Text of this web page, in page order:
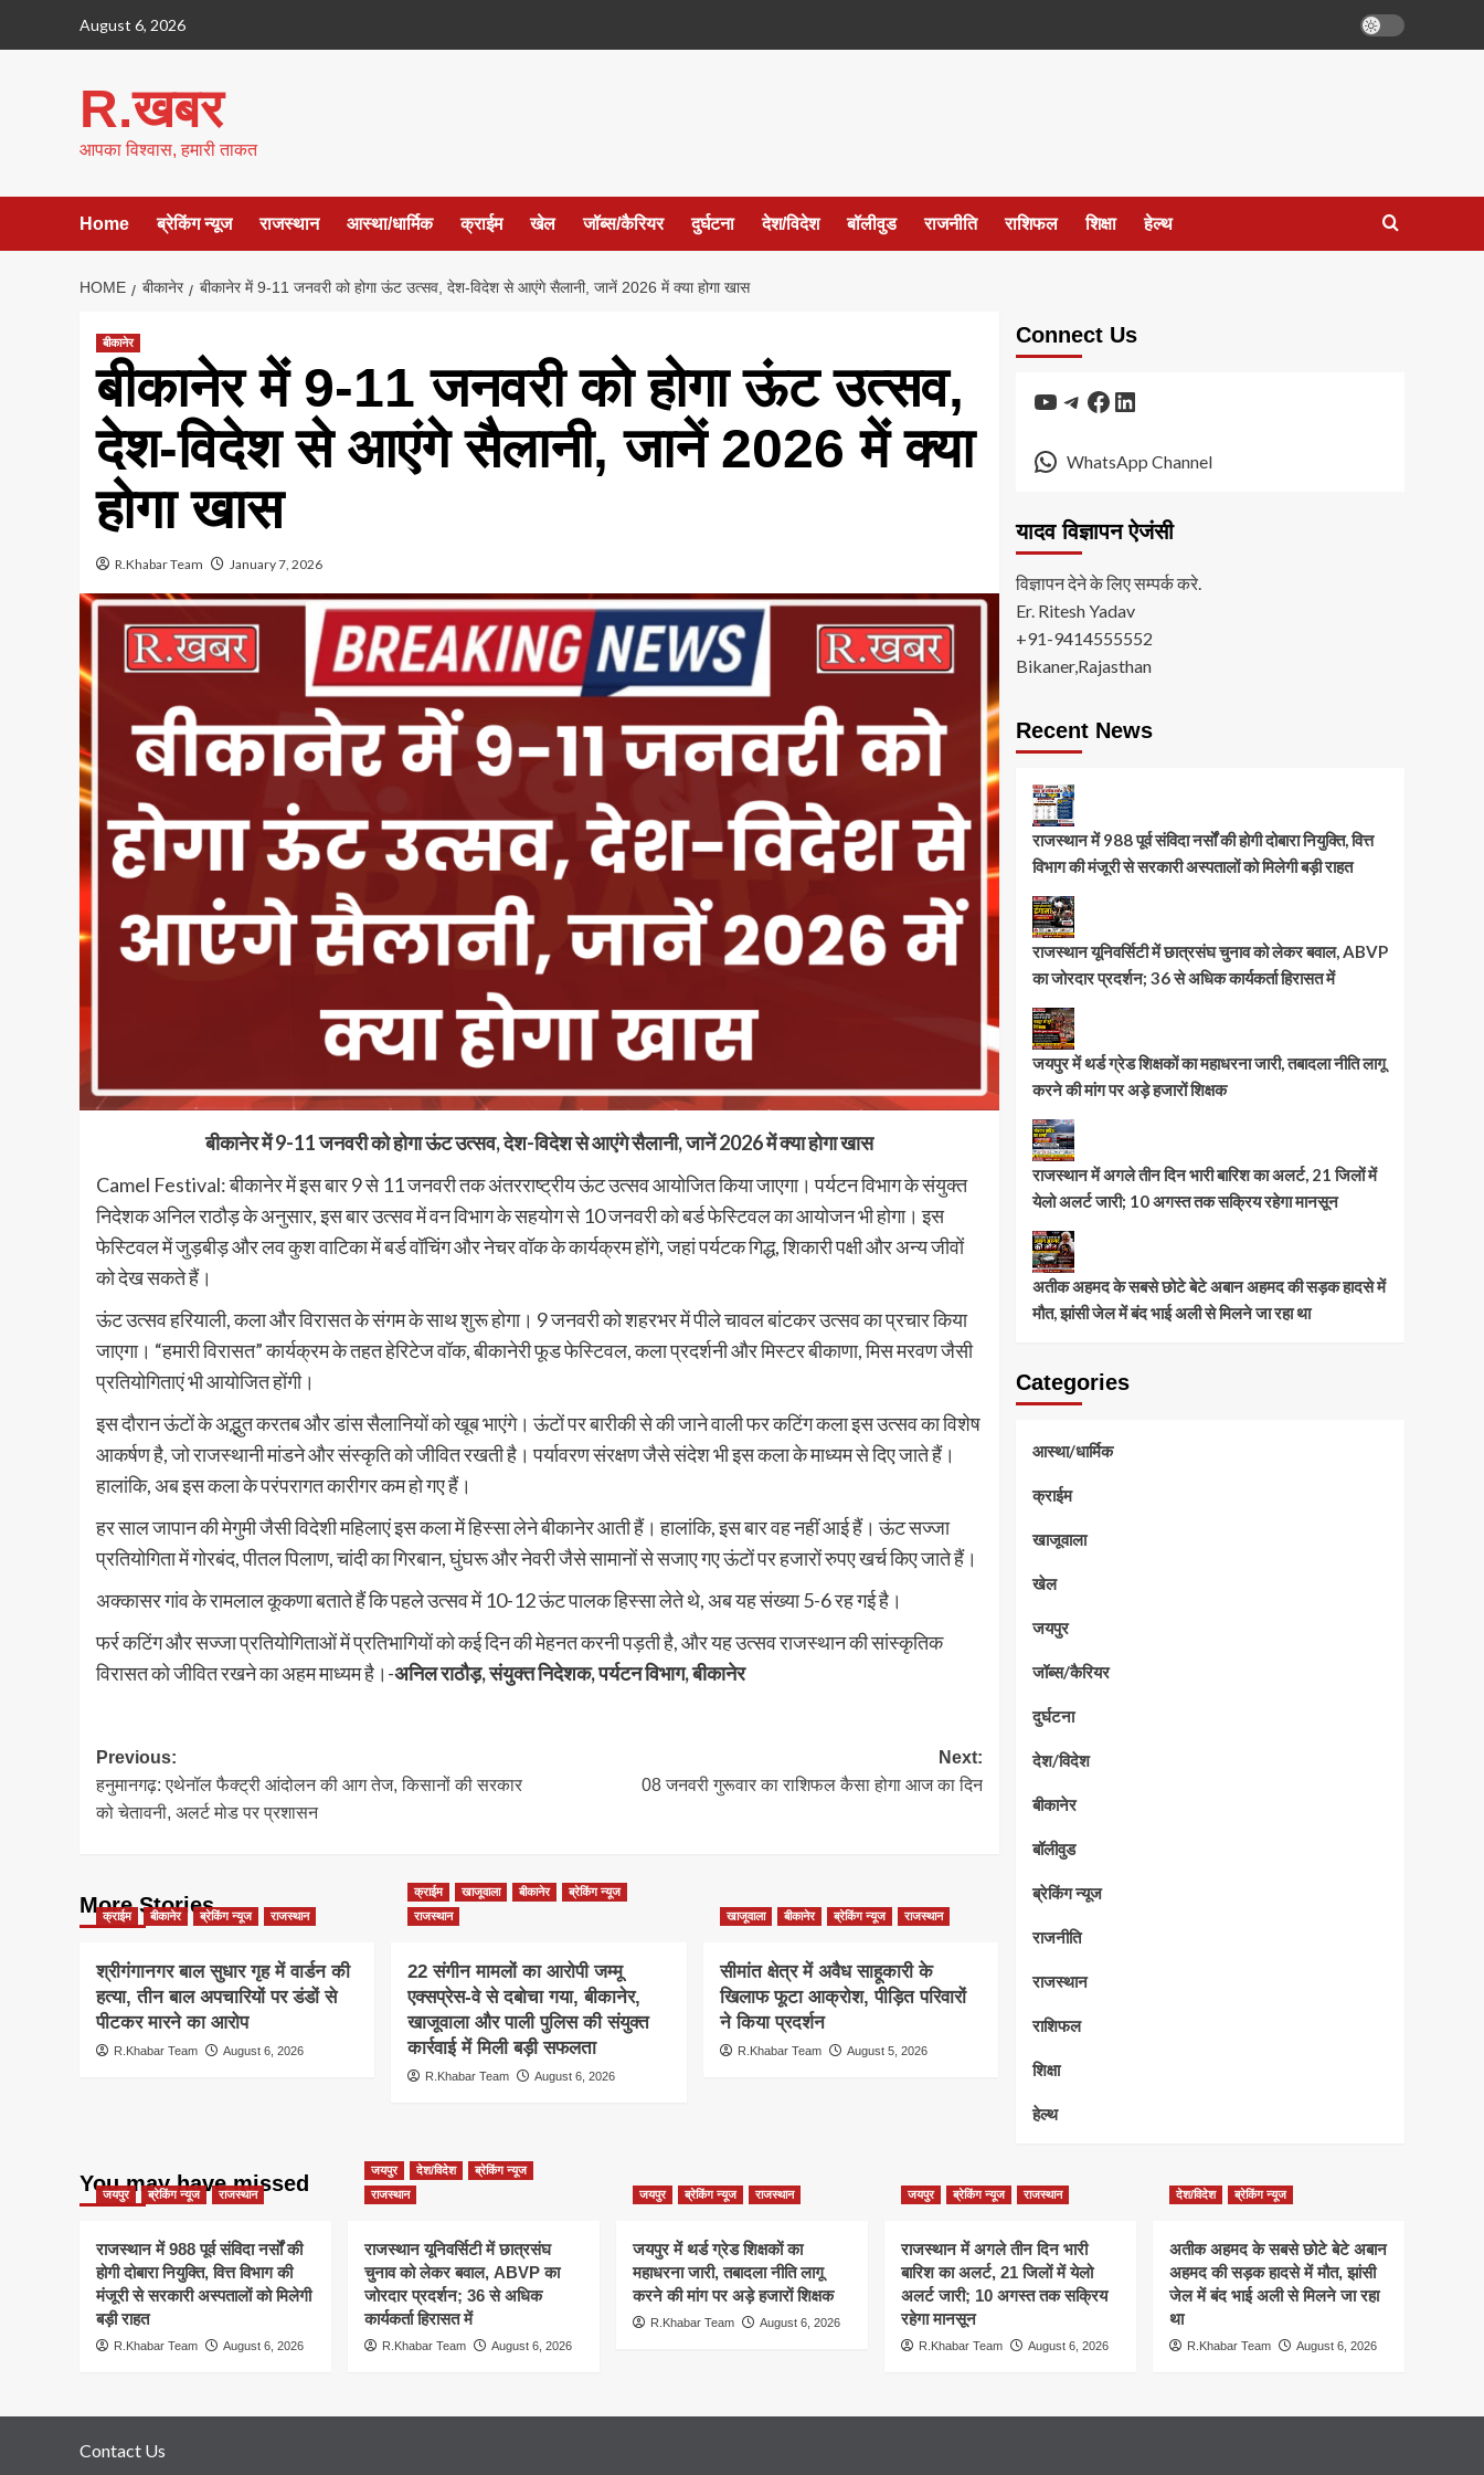
August 6, 2026
R.खबर
आपका विश्वास, हमारी ताकत
Home ब्रेकिंग न्यूज राजस्थान आस्था/धार्मिक क्राईम खेल जॉब्स/कैरियर दुर्घटना देश/विदेश बॉलीवुड राजनीति राशिफल शिक्षा हेल्थ
HOME बीकानेर बीकानेर में 9-11 जनवरी को होगा ऊंट उत्सव, देश-विदेश से आएंगे सैलानी, जानें 2026 में क्या होगा खास
बीकानेर
बीकानेर में 9-11 जनवरी को होगा ऊंट उत्सव,
देश-विदेश से आएंगे सैलानी, जानें 2026 में क्या
होगा खास
R.Khabar Team January 7, 2026
बीकानेर में 9-11 जनवरी को होगा ऊंट उत्सव, देश-विदेश से आएंगे सैलानी, जानें 2026 में क्या होगा खास
Camel Festival: बीकानेर में इस बार 9 से 11 जनवरी तक अंतरराष्ट्रीय ऊंट उत्सव आयोजित किया जाएगा। पर्यटन विभाग के संयुक्त
निदेशक अनिल राठौड़ के अनुसार, इस बार उत्सव में वन विभाग के सहयोग से 10 जनवरी को बर्ड फेस्टिवल का आयोजन भी होगा। इस
फेस्टिवल में जुड़बीड़ और लव कुश वाटिका में बर्ड वॉचिंग और नेचर वॉक के कार्यक्रम होंगे, जहां पर्यटक गिद्ध, शिकारी पक्षी और अन्य जीवों
को देख सकते हैं।
ऊंट उत्सव हरियाली, कला और विरासत के संगम के साथ शुरू होगा। 9 जनवरी को शहरभर में पीले चावल बांटकर उत्सव का प्रचार किया
जाएगा। “हमारी विरासत” कार्यक्रम के तहत हेरिटेज वॉक, बीकानेरी फूड फेस्टिवल, कला प्रदर्शनी और मिस्टर बीकाणा, मिस मरवण जैसी
प्रतियोगिताएं भी आयोजित होंगी।
इस दौरान ऊंटों के अद्भुत करतब और डांस सैलानियों को खूब भाएंगे। ऊंटों पर बारीकी से की जाने वाली फर कटिंग कला इस उत्सव का विशेष
आकर्षण है, जो राजस्थानी मांडने और संस्कृति को जीवित रखती है। पर्यावरण संरक्षण जैसे संदेश भी इस कला के माध्यम से दिए जाते हैं।
हालांकि, अब इस कला के परंपरागत कारीगर कम हो गए हैं।
हर साल जापान की मेगुमी जैसी विदेशी महिलाएं इस कला में हिस्सा लेने बीकानेर आती हैं। हालांकि, इस बार वह नहीं आई हैं। ऊंट सज्जा
प्रतियोगिता में गोरबंद, पीतल पिलाण, चांदी का गिरबान, घुंघरू और नेवरी जैसे सामानों से सजाए गए ऊंटों पर हजारों रुपए खर्च किए जाते हैं।
अक्कासर गांव के रामलाल कूकणा बताते हैं कि पहले उत्सव में 10-12 ऊंट पालक हिस्सा लेते थे, अब यह संख्या 5-6 रह गई है।
फर्र कटिंग और सज्जा प्रतियोगिताओं में प्रतिभागियों को कई दिन की मेहनत करनी पड़ती है, और यह उत्सव राजस्थान की सांस्कृतिक
विरासत को जीवित रखने का अहम माध्यम है।-अनिल राठौड़, संयुक्त निदेशक, पर्यटन विभाग, बीकानेर
Post
navigation
Previous:
हनुमानगढ़: एथेनॉल फैक्ट्री आंदोलन की आग तेज, किसानों की सरकार
को चेतावनी, अलर्ट मोड पर प्रशासन
Next:
08 जनवरी गुरूवार का राशिफल कैसा होगा आज का दिन
More Stories
क्राईम बीकानेर ब्रेकिंग न्यूज राजस्थान
श्रीगंगानगर बाल सुधार गृह में वार्डन की
हत्या, तीन बाल अपचारियों पर डंडों से
पीटकर मारने का आरोप
R.Khabar Team August 6, 2026
क्राईम खाजूवाला बीकानेर
ब्रेकिंग न्यूज
राजस्थान
22 संगीन मामलों का आरोपी जम्मू
एक्सप्रेस-वे से दबोचा गया, बीकानेर,
खाजूवाला और पाली पुलिस की संयुक्त
कार्रवाई में मिली बड़ी सफलता
R.Khabar Team August 6, 2026
खाजूवाला बीकानेर ब्रेकिंग न्यूज राजस्थान
सीमांत क्षेत्र में अवैध साहूकारी के
खिलाफ फूटा आक्रोश, पीड़ित परिवारों
ने किया प्रदर्शन
R.Khabar Team August 5, 2026
Connect Us
YouTube
Telegram
Facebook
LinkedIn
WhatsApp Channel
यादव विज्ञापन ऐजंसी
विज्ञापन देने के लिए सम्पर्क करे.
Er. Ritesh Yadav
+91-9414555552
Bikaner,Rajasthan
Recent News
राजस्थान में 988 पूर्व संविदा नर्सों की होगी दोबारा नियुक्ति, वित्त
विभाग की मंजूरी से सरकारी अस्पतालों को मिलेगी बड़ी राहत
राजस्थान यूनिवर्सिटी में छात्रसंघ चुनाव को लेकर बवाल, ABVP
का जोरदार प्रदर्शन; 36 से अधिक कार्यकर्ता हिरासत में
जयपुर में थर्ड ग्रेड शिक्षकों का महाधरना जारी, तबादला नीति लागू
करने की मांग पर अड़े हजारों शिक्षक
राजस्थान में अगले तीन दिन भारी बारिश का अलर्ट, 21 जिलों में
येलो अलर्ट जारी; 10 अगस्त तक सक्रिय रहेगा मानसून
अतीक अहमद के सबसे छोटे बेटे अबान अहमद की सड़क हादसे में
मौत, झांसी जेल में बंद भाई अली से मिलने जा रहा था
Categories
आस्था/धार्मिक
क्राईम
खाजूवाला
खेल
जयपुर
जॉब्स/कैरियर
दुर्घटना
देश/विदेश
बीकानेर
बॉलीवुड
ब्रेकिंग न्यूज
राजनीति
राजस्थान
राशिफल
शिक्षा
हेल्थ
You may have missed
जयपुर ब्रेकिंग न्यूज राजस्थान
राजस्थान में 988 पूर्व संविदा नर्सों की
होगी दोबारा नियुक्ति, वित्त विभाग की
मंजूरी से सरकारी अस्पतालों को मिलेगी
बड़ी राहत
R.Khabar Team August 6, 2026
जयपुर देश/विदेश
ब्रेकिंग न्यूज
राजस्थान
राजस्थान यूनिवर्सिटी में छात्रसंघ
चुनाव को लेकर बवाल, ABVP का
जोरदार प्रदर्शन; 36 से अधिक
कार्यकर्ता हिरासत में
R.Khabar Team August 6, 2026
जयपुर ब्रेकिंग न्यूज राजस्थान
जयपुर में थर्ड ग्रेड शिक्षकों का
महाधरना जारी, तबादला नीति लागू
करने की मांग पर अड़े हजारों शिक्षक
R.Khabar Team August 6, 2026
जयपुर ब्रेकिंग न्यूज राजस्थान
राजस्थान में अगले तीन दिन भारी
बारिश का अलर्ट, 21 जिलों में येलो
अलर्ट जारी; 10 अगस्त तक सक्रिय
रहेगा मानसून
R.Khabar Team August 6, 2026
देश/विदेश ब्रेकिंग न्यूज
अतीक अहमद के सबसे छोटे बेटे अबान
अहमद की सड़क हादसे में मौत, झांसी
जेल में बंद भाई अली से मिलने जा रहा
था
R.Khabar Team August 6, 2026
Contact Us